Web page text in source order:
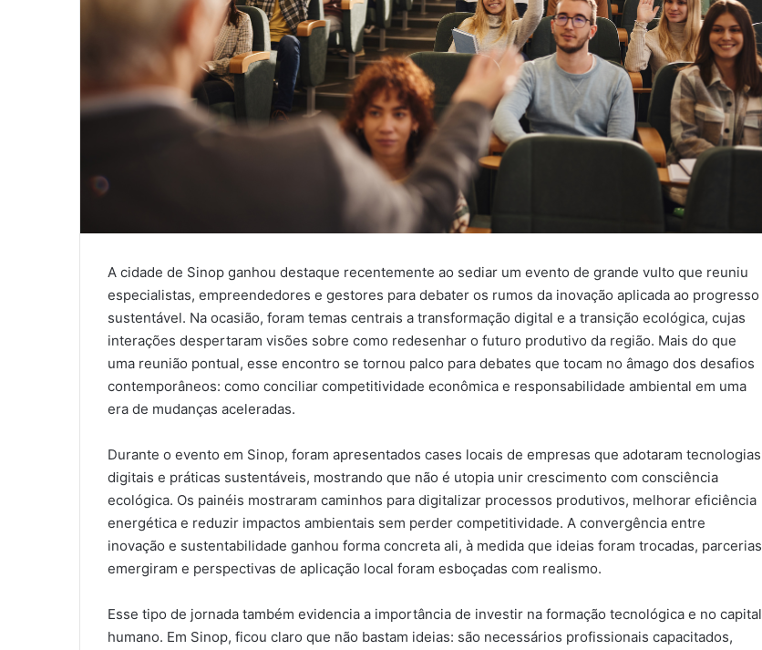
A cidade de Sinop ganhou destaque recentemente ao sediar um evento de grande vulto que reuniu
especialistas, empreendedores e gestores para debater os rumos da inovação aplicada ao progresso
sustentável. Na ocasião, foram temas centrais a transformação digital e a transição ecológica, cujas
interações despertaram visões sobre como redesenhar o futuro produtivo da região. Mais do que
uma reunião pontual, esse encontro se tornou palco para debates que tocam no âmago dos desafios
contemporâneos: como conciliar competitividade econômica e responsabilidade ambiental em uma
era de mudanças aceleradas.
Durante o evento em Sinop, foram apresentados cases locais de empresas que adotaram tecnologias
digitais e práticas sustentáveis, mostrando que não é utopia unir crescimento com consciência
ecológica. Os painéis mostraram caminhos para digitalizar processos produtivos, melhorar eficiência
energética e reduzir impactos ambientais sem perder competitividade. A convergência entre
inovação e sustentabilidade ganhou forma concreta ali, à medida que ideias foram trocadas, parcerias
emergiram e perspectivas de aplicação local foram esboçadas com realismo.
Esse tipo de jornada também evidencia a importância de investir na formação tecnológica e no capital
humano. Em Sinop, ficou claro que não bastam ideias: são necessários profissionais capacitados,